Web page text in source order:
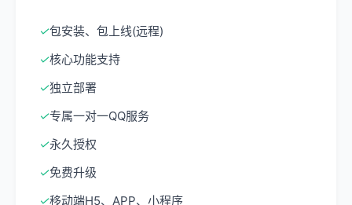
✓包安装、包上线(远程)
✓核心功能支持
✓独立部署
✓专属一对一QQ服务
✓永久授权
✓免费升级
✓移动端H5、APP、小程序